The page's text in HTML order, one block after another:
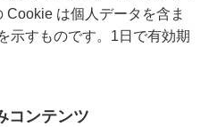
Cookie は個人データを含ま
示すものです。1日で有効期
コンテンツ